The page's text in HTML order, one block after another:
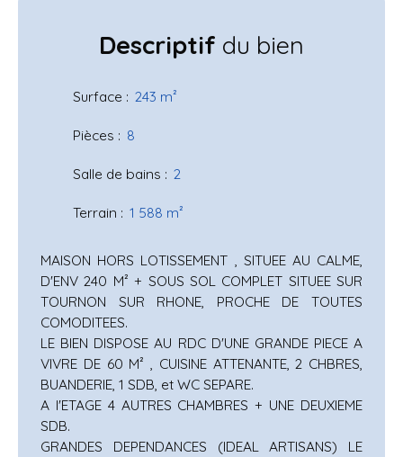
Descriptif du bien
Surface : 243 m²
Pièces : 8
Salle de bains : 2
Terrain : 1 588 m²
MAISON HORS LOTISSEMENT , SITUEE AU CALME,
D'ENV 240 M² + SOUS SOL COMPLET SITUEE SUR
TOURNON SUR RHONE, PROCHE DE TOUTES
COMODITEES.
LE BIEN DISPOSE AU RDC D'UNE GRANDE PIECE A
VIVRE DE 60 M² , CUISINE ATTENANTE, 2 CHBRES,
BUANDERIE, 1 SDB, et WC SEPARE.
A l'ETAGE 4 AUTRES CHAMBRES + UNE DEUXIEME
SDB.
GRANDES DEPENDANCES (IDEAL ARTISANS) LE